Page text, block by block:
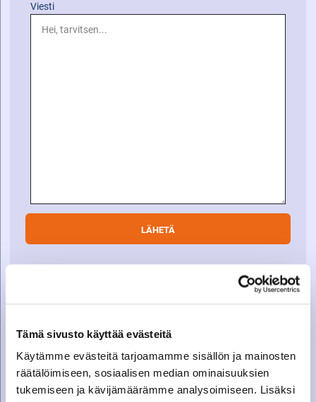
Tämä sivusto käyttää evästeitä
Käytämme evästeitä tarjoamamme sisällön ja mainosten
räätälöimiseen, sosiaalisen median ominaisuuksien
tukemiseen ja kävijämäärämme analysoimiseen. Lisäksi
Viesti
Varaosamyynti
010 27 91 831
varaosat@suomenkonetalo.fi